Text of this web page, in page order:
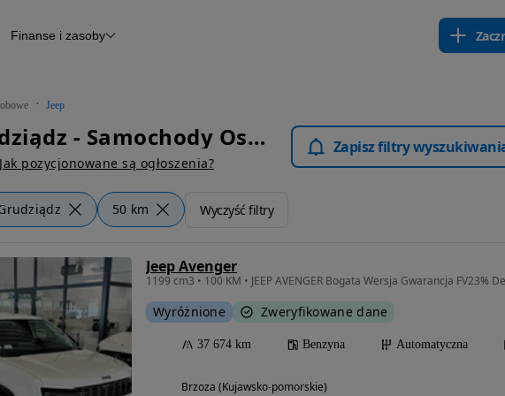
Raport z inspekcji
Otomoto News
Finanse i zasoby
Jeep
Jeep Grudziądz - Samochody Osobowe
Jak pozycjonowane są ogłoszenia?
Zapisz filtry
50 km Wyczyść filtry
Jeep Avenger
1199 cm3 • 100 KM • JEEP AVENGER Bogata Wersja Gwarancja FV23%
Wyróżnione Zweryfikowane dane
37 674 km Benzyna Automatyczna
Brzoza (Kujawsko-pomorskie)